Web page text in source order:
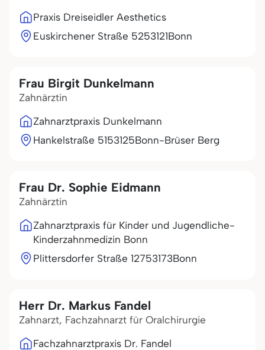
Praxis Dreiseidler Aesthetics
Euskirchener Straße 5253121Bonn
Frau Birgit Dunkelmann
Zahnärztin
Zahnarztpraxis Dunkelmann
Hankelstraße 5153125Bonn-Brüser Berg
Frau Dr. Sophie Eidmann
Zahnärztin
Zahnarztpraxis für Kinder und Jugendliche-
Kinderzahnmedizin Bonn
Plittersdorfer Straße 12753173Bonn
Herr Dr. Markus Fandel
Zahnarzt, Fachzahnarzt für Oralchirurgie
Fachzahnarztpraxis Dr. Fandel